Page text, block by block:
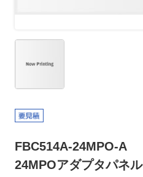
FBC514A-24MPO-A
24MPOアダプタパネル